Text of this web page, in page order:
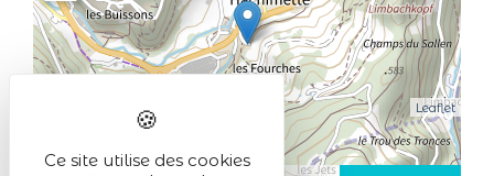
Leaflet
Ce site utilise des cookies